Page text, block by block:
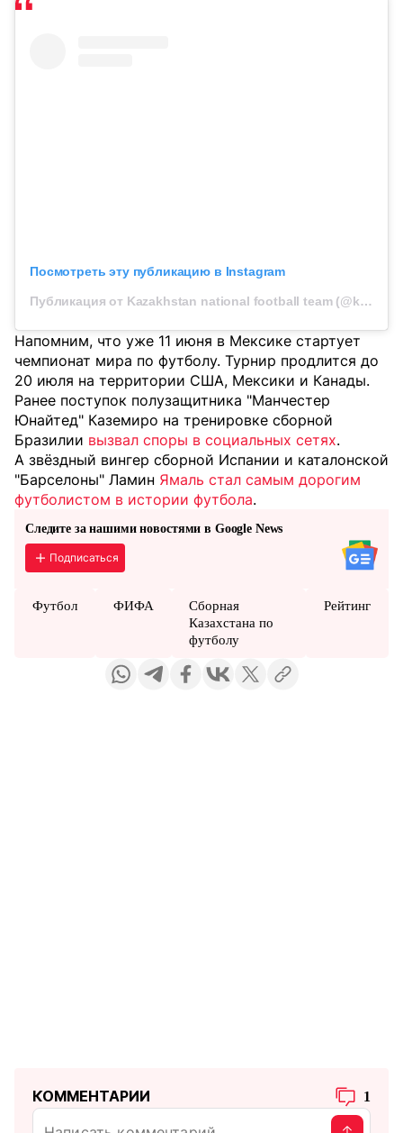
Посмотреть эту публикацию в Instagram
Публикация от Kazakhstan national football team (@kff_team)
Напомним, что уже 11 июня в Мексике стартует
чемпионат мира по футболу. Турнир продлится до
20 июля на территории США, Мексики и Канады.
Ранее поступок полузащитника "Манчестер
Юнайтед" Каземиро на тренировке сборной
Бразилии вызвал споры в социальных сетях.
А звёздный вингер сборной Испании и каталонской
"Барселоны" Ламин Ямаль стал самым дорогим
футболистом в истории футбола.
Следите за нашими новостями в Google News
Подписаться
Футбол ФИФА
Сборная
Казахстана по
футболу
Рейтинг
КОММЕНТАРИИ 1